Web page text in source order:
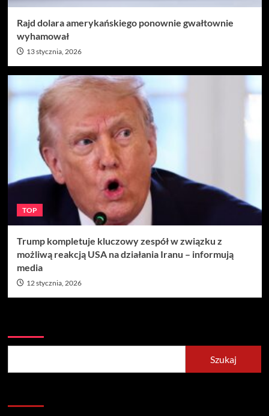
Rajd dolara amerykańskiego ponownie gwałtownie
wyhamował
13 stycznia, 2026
TOP
Trump kompletuje kluczowy zespół w związku z
możliwą reakcją USA na działania Iranu – informują
media
12 stycznia, 2026
Szukaj